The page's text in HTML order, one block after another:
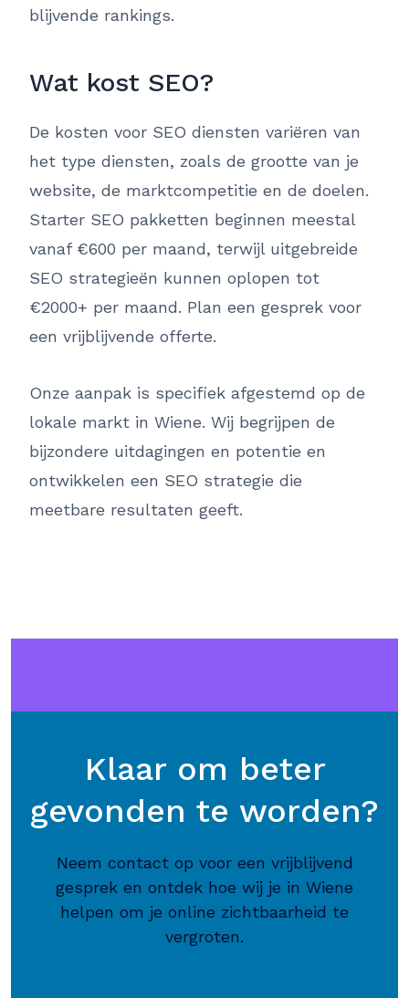
blijvende rankings.
Wat kost SEO?
De kosten voor SEO diensten variëren van
het type diensten, zoals de grootte van je
website, de marktcompetitie en de doelen.
Starter SEO pakketten beginnen meestal
vanaf €600 per maand, terwijl uitgebreide
SEO strategieën kunnen oplopen tot
€2000+ per maand. Plan een gesprek voor
een vrijblijvende offerte.
Onze aanpak is specifiek afgestemd op de
lokale markt in Wiene. Wij begrijpen de
bijzondere uitdagingen en potentie en
ontwikkelen een SEO strategie die
meetbare resultaten geeft.
Klaar om beter
gevonden te worden?
Neem contact op voor een vrijblijvend
gesprek en ontdek hoe wij je in Wiene
helpen om je online zichtbaarheid te
vergroten.